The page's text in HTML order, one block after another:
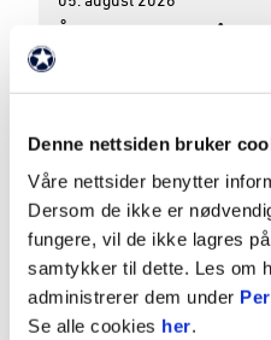
Denne nettsiden bruker
Våre nettsider benytter
Dersom de ikke er
fungere, vil de ikke lagres
samtykker til dette. Les om
administrerer dem under
Se alle cookies her.
Årets draktkamp på
Lyn. Dette oppgjøret er
oppfordrer alle til å
Stabæk-drakt! Hjelp oss
blaa!